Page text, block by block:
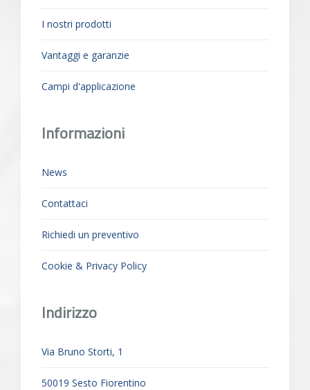
I nostri prodotti
Vantaggi e garanzie
Campi d'applicazione
Informazioni
News
Contattaci
Richiedi un preventivo
Cookie & Privacy Policy
Indirizzo
Via Bruno Storti, 1
50019 Sesto Fiorentino